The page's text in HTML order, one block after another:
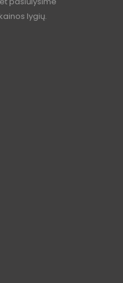
lygių.